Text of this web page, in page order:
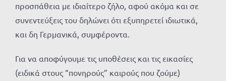
προσπάθεια με ιδιαίτερο ζήλο, αφού ακόμα και σε
συνεντεύξεις του δηλώνει ότι εξυπηρετεί ιδιωτικά,
και δη Γερμανικά, συμφέροντα.
Για να αποφύγουμε τις υποθέσεις και τις εικασίες
(ειδικά στους “πονηρούς” καιρούς που ζούμε)